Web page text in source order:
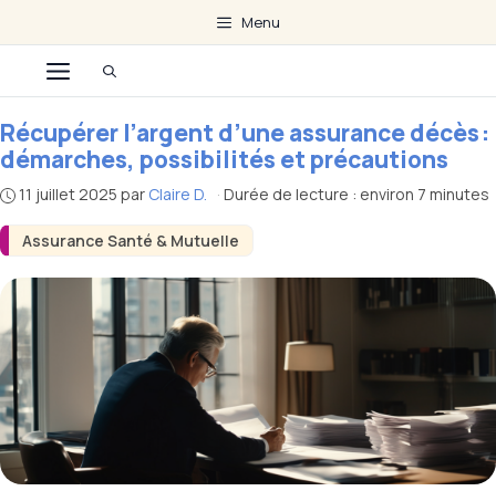
au
contenu
Menu
Menu
Assurance Santé & Mutuelle
Récupérer l’argent d’une assurance décès :
démarches, possibilités et précautions
11 juillet 2025 par Claire D. · Durée de lecture : environ 7 minutes